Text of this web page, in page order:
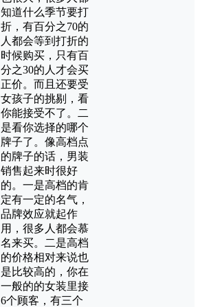
知道什么季节要打
折，有百分之70的
人都会等到打折的
时候购买，只有百
分之30的人才会买
正价。而且还要受
女孩子的挑剔，看
你能接受不了。二
是看你选择的哪个
牌子了。像高档点
的牌子的话，男装
销售起来时很好
的。一是高档的肯
定有一定的名气，
品牌效应就起作
用，很多人都会慕
名来买。二是高档
的价格相对来说也
是比较高的，你在
一般的的女装里接
6个顾客，有三个